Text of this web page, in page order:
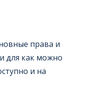
права и
для как можно
и на